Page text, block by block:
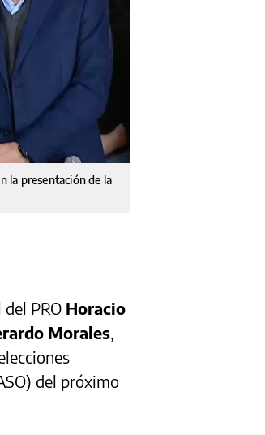
la presentación de la
PRO Horacio
Morales,
del próximo